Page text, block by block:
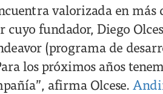
valorizada en
cuyo fundador, Diego
(programa de
los próximos años
afirma Olcese.